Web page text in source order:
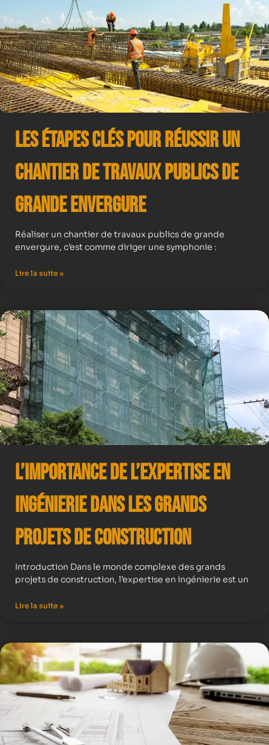
Les Étapes Clés pour Réussir un
Chantier de Travaux Publics de
Grande Envergure
Réaliser un chantier de travaux publics de grande
envergure, c’est comme diriger une symphonie :
Lire la suite »
L’importance de l’expertise en
ingénierie dans les grands
projets de construction
Introduction Dans le monde complexe des grands
projets de construction, l’expertise en ingénierie est un
Lire la suite »